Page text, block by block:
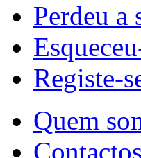
Perdeu a
Registe-
Quem
Contactos